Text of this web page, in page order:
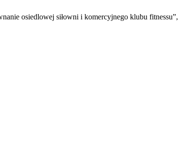
osiedlowej siłowni i komercyjnego klubu fitnessu”,